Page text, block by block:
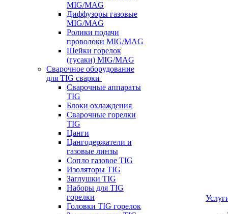
MIG/MAG
Диффузоры газовые
MIG/MAG
Ролики подачи
проволоки MIG/MAG
Шейки горелок
(гусаки) MIG/MAG
Сварочное оборудование
для TIG сварки
Сварочные аппараты
TIG
Блоки охлаждения
Сварочные горелки
TIG
Цанги
Цангодержатели и
газовые линзы
Сопло газовое TIG
Изоляторы TIG
Заглушки TIG
Наборы для TIG
горелки
Головки TIG горелок